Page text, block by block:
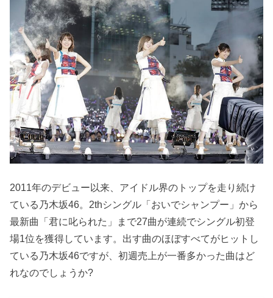
2011年のデビュー以来、アイドル界のトップを走り続け
ている乃木坂46。2thシングル「おいでシャンプー」から
最新曲「君に叱られた」まで27曲が連続でシングル初登
場1位を獲得しています。出す曲のほぼすべてがヒットし
ている乃木坂46ですが、初週売上が一番多かった曲はど
れなのでしょうか?